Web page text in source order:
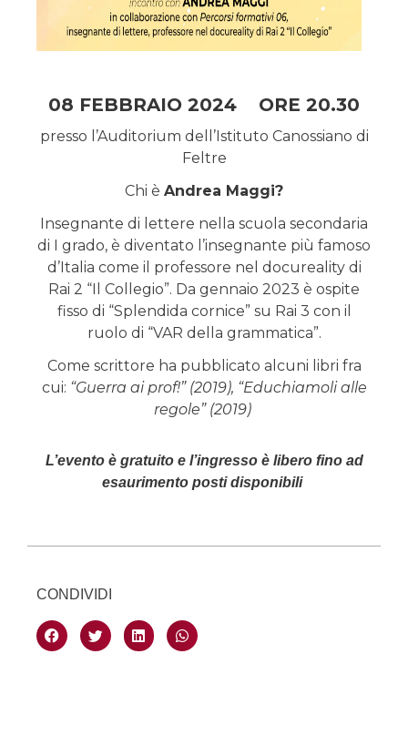
08 FEBBRAIO 2024 ORE 20.30
presso l’Auditorium dell’Istituto Canossiano di
Feltre
Chi è Andrea Maggi?
Insegnante di lettere nella scuola secondaria
di I grado, è diventato l’insegnante più famoso
d’Italia come il professore nel docureality di
Rai 2 “Il Collegio”. Da gennaio 2023 è ospite
fisso di “Splendida cornice” su Rai 3 con il
ruolo di “VAR della grammatica”.
Come scrittore ha pubblicato alcuni libri fra
cui: “Guerra ai prof!” (2019), “Educhiamoli alle
regole” (2019)
L’evento è gratuito e l’ingresso è libero fino ad
esaurimento posti disponibili
CONDIVIDI